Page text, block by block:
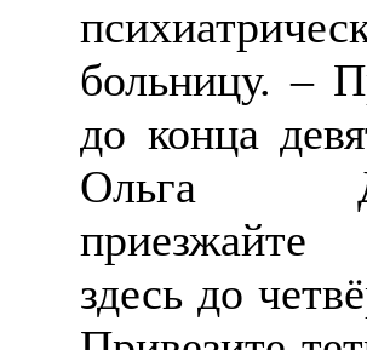
больницу. –
до конца
Ольга
здесь до